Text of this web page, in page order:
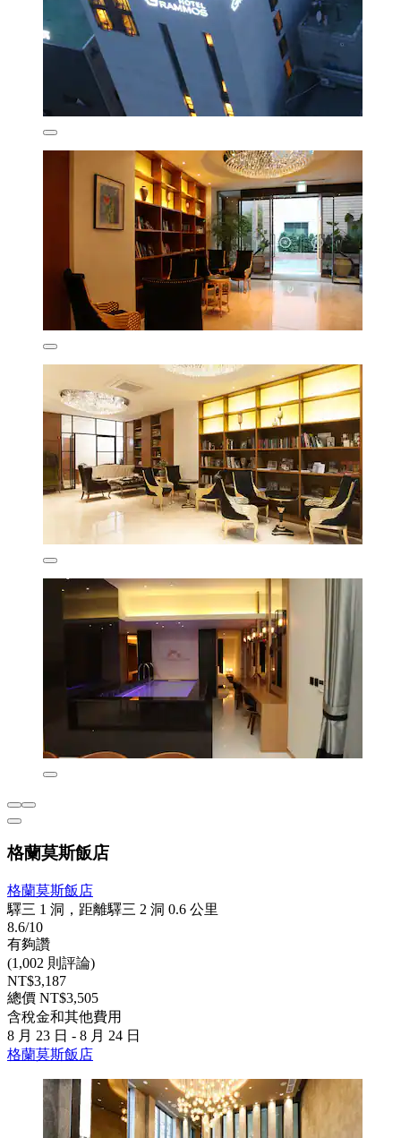
格蘭莫斯飯店
格蘭莫斯飯店
驛三 1 洞，距離驛三 2 洞 0.6 公里
8.6/10
有夠讚
(1,002 則評論)
NT$3,187
總價 NT$3,505
含稅金和其他費用
8 月 23 日 - 8 月 24 日
格蘭莫斯飯店